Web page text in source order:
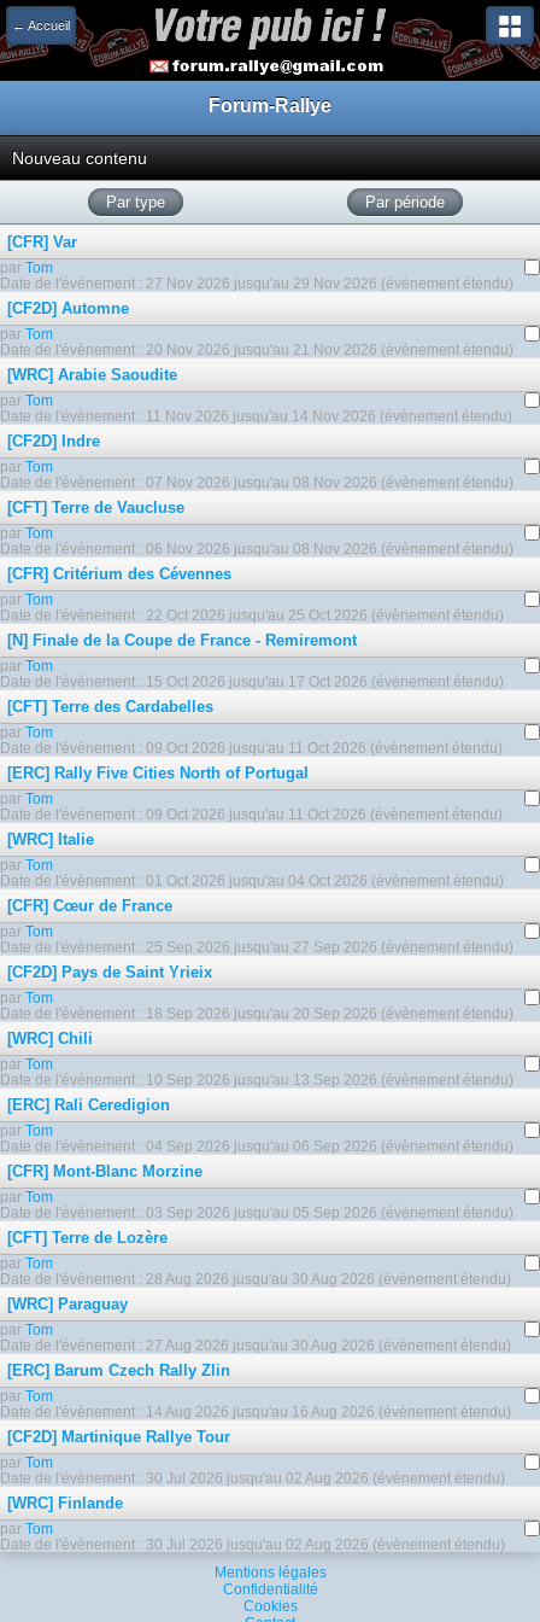
← Accueil
Forum-Rallye
Nouveau contenu
Par type Par période
[CFR] Var
par Tom
Date de l'évènement : 27 Nov 2026 jusqu'au 29 Nov 2026 (évènement étendu)
[CF2D] Automne
par Tom
Date de l'évènement : 20 Nov 2026 jusqu'au 21 Nov 2026 (évènement étendu)
[WRC] Arabie Saoudite
par Tom
Date de l'évènement : 11 Nov 2026 jusqu'au 14 Nov 2026 (évènement étendu)
[CF2D] Indre
par Tom
Date de l'évènement : 07 Nov 2026 jusqu'au 08 Nov 2026 (évènement étendu)
[CFT] Terre de Vaucluse
par Tom
Date de l'évènement : 06 Nov 2026 jusqu'au 08 Nov 2026 (évènement étendu)
[CFR] Critérium des Cévennes
par Tom
Date de l'évènement : 22 Oct 2026 jusqu'au 25 Oct 2026 (évènement étendu)
[N] Finale de la Coupe de France - Remiremont
par Tom
Date de l'évènement : 15 Oct 2026 jusqu'au 17 Oct 2026 (évènement étendu)
[CFT] Terre des Cardabelles
par Tom
Date de l'évènement : 09 Oct 2026 jusqu'au 11 Oct 2026 (évènement étendu)
[ERC] Rally Five Cities North of Portugal
par Tom
Date de l'évènement : 09 Oct 2026 jusqu'au 11 Oct 2026 (évènement étendu)
[WRC] Italie
par Tom
Date de l'évènement : 01 Oct 2026 jusqu'au 04 Oct 2026 (évènement étendu)
[CFR] Cœur de France
par Tom
Date de l'évènement : 25 Sep 2026 jusqu'au 27 Sep 2026 (évènement étendu)
[CF2D] Pays de Saint Yrieix
par Tom
Date de l'évènement : 18 Sep 2026 jusqu'au 20 Sep 2026 (évènement étendu)
[WRC] Chili
par Tom
Date de l'évènement : 10 Sep 2026 jusqu'au 13 Sep 2026 (évènement étendu)
[ERC] Rali Ceredigion
par Tom
Date de l'évènement : 04 Sep 2026 jusqu'au 06 Sep 2026 (évènement étendu)
[CFR] Mont-Blanc Morzine
par Tom
Date de l'évènement : 03 Sep 2026 jusqu'au 05 Sep 2026 (évènement étendu)
[CFT] Terre de Lozère
par Tom
Date de l'évènement : 28 Aug 2026 jusqu'au 30 Aug 2026 (évènement étendu)
[WRC] Paraguay
par Tom
Date de l'évènement : 27 Aug 2026 jusqu'au 30 Aug 2026 (évènement étendu)
[ERC] Barum Czech Rally Zlin
par Tom
Date de l'évènement : 14 Aug 2026 jusqu'au 16 Aug 2026 (évènement étendu)
[CF2D] Martinique Rallye Tour
par Tom
Date de l'évènement : 30 Jul 2026 jusqu'au 02 Aug 2026 (évènement étendu)
[WRC] Finlande
par Tom
Date de l'évènement : 30 Jul 2026 jusqu'au 02 Aug 2026 (évènement étendu)
Mentions légales
Confidentialité
Cookies